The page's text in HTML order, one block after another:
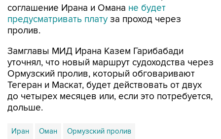
соглашение Ирана и Омана не будет
предусматривать плату за проход через
пролив.
Замглавы МИД Ирана Казем Гарибабади
уточнял, что новый маршрут судоходства через
Ормузский пролив, который обговаривают
Тегеран и Маскат, будет действовать от двух
до четырех месяцев или, если это потребуется,
дольше.
Иран Оман Ормузский пролив